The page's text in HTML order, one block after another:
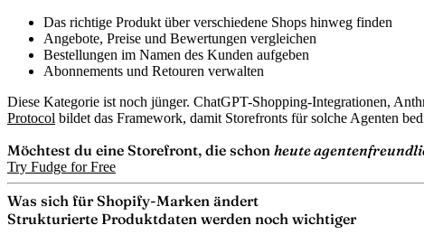
Das richtige Produkt über verschiedene Shops hinweg finden
Angebote, Preise und Bewertungen vergleichen
Bestellungen im Namen des Kunden aufgeben
Abonnements und Retouren verwalten
Diese Kategorie ist noch jünger. ChatGPT-Shopping-Integrationen,
Protocol bildet das Framework, damit Storefronts für solche Agenten
Möchtest du eine Storefront, die schon heute
Try Fudge for Free
Was sich für Shopify-Marken ändert
Strukturierte Produktdaten werden noch wichtiger